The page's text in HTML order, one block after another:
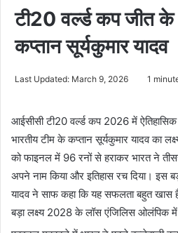
टी20 वर्ल्ड कप जीत के
कप्तान सूर्यकुमार यादव
Last Updated: March 9, 2026 1
आईसीसी टी20 वर्ल्ड कप 2026 में
भारतीय टीम के कप्तान सूर्यकुमार यादव का
को फाइनल में 96 रनों से हराकर भारत ने
अपने नाम किया और इतिहास रच दिया। इस
यादव ने साफ कहा कि यह सफलता बहुत खास
बड़ा लक्ष्य 2028 के लॉस एंजिलिस ओलंपिक